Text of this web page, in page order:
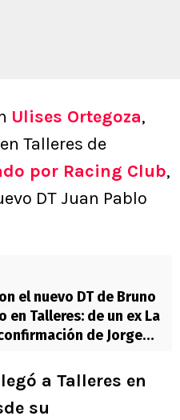
Ulises Ortegoza,
Talleres de
por Racing Club,
DT Juan Pablo
el nuevo DT de Bruno
Talleres: de un ex La
de Jorge
a Talleres en
su